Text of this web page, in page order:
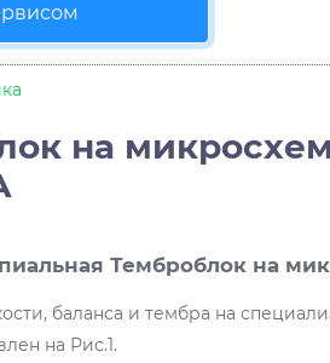
на
Темброблок на
баланса и тембра на
на Рис.1.